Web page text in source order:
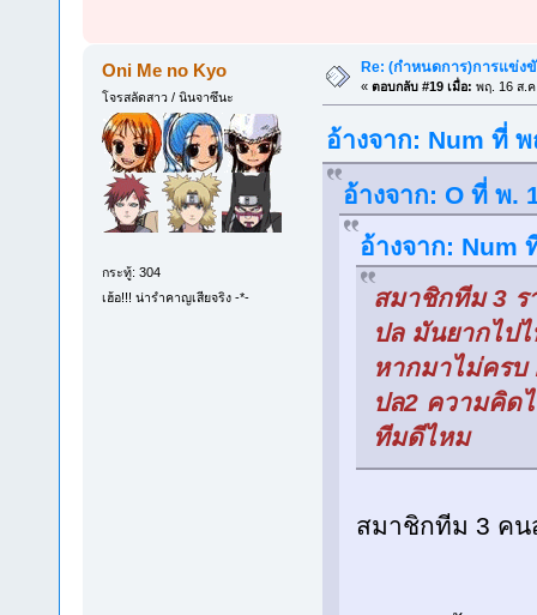
Oni Me no Kyo
โจรสลัดสาว / นินจาซึนะ
กระทู้: 304
เฮ้อ!!! น่ารำคาญเสียจริง -*-
Re: (กำหนดการ)การแข่ง
« ตอบกลับ #19 เมื่อ: พฤ. 16 ส.ค
อ้างจาก: Num ที่
อ้างจาก: O ที่ พ.
อ้างจาก: Num
สมาชิกทีม 3 ร
ปล มันยากไป
หากมาไม่ครบ
ปล2 ความคิด
ทีมดีไหม
สมาชิกทีม 3 คน